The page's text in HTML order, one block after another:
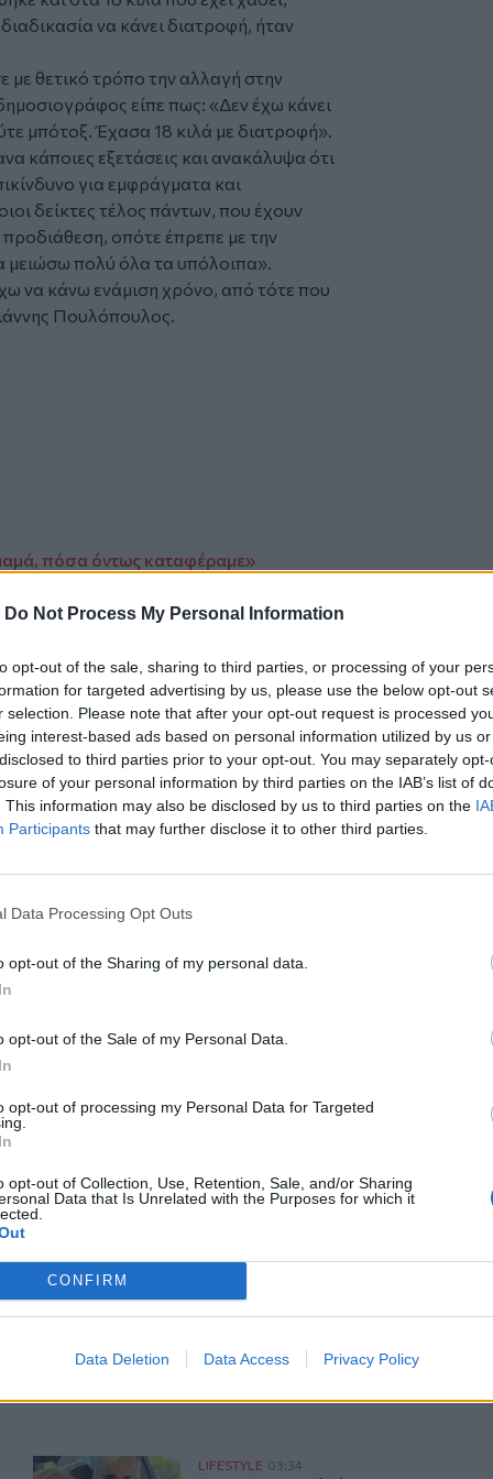
Do Not Process My Personal Information
opt-out of the sale, sharing to third parties, or processing of your
for targeted advertising by us, please use the below opt-out
selection. Please note that after your opt-out request is processed
interest-based ads based on personal information utilized by us
to third parties prior to your opt-out. You may separately
of your personal information by third parties on the IAB’s list of
This information may also be disclosed by us to third parties on the
Participants that may further disclose it to other third parties.
Data Processing Opt Outs
opt-out of the Sharing of my personal data.
opt-out of the Sale of my Personal Data.
opt-out of processing my Personal Data for Targeted
opt-out of Collection, Use, Retention, Sale, and/or Sharing
Data that Is Unrelated with the Purposes for which it
CONFIRM
Data Deletion Data Access Privacy Policy
να κάνει διατροφή, ήταν
με θετικό τρόπο την αλλαγή στην
είπε πως: «Δεν έχω κάνει
μπότοξ. Έχασα 18 κιλά με διατροφή».
κάποιες εξετάσεις και ανακάλυψα ότι
για εμφράγματα και
δείκτες τέλος πάντων, που έχουν
οπότε έπρεπε με την
μειώσω πολύ όλα τα υπόλοιπα».
να κάνω ενάμιση χρόνο, από τότε που
Πουλόπουλος.
πόσα όντως καταφέραμε»
πρόταση για τη Eurovision –
σε πολλούς»
"Πάνε καλά τα πράγματα" - Το
Google Newsκαι στοFacebook
μας στο
TAGS
Δημοσιογράφος
του CRETALIVE
ΕΊΔΗΣΗ
τους στην Ελλάδα
Το απολαυστικό βίντεο της Νατάσας Θεοδωρίδου με τη
LIFESTYLE 03:34